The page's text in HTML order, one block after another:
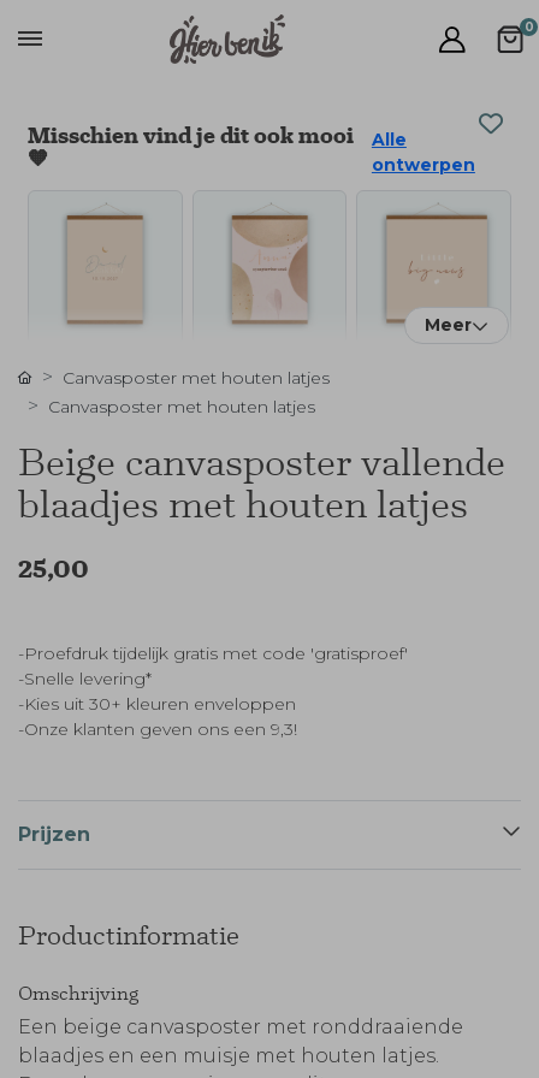
0
Misschien vind je dit ook mooi
🧡
Alle
ontwerpen
Meer
Canvasposter met houten latjes
Canvasposter met houten latjes
Beige canvasposter vallende
blaadjes met houten latjes
25,00
-Proefdruk tijdelijk gratis met code 'gratisproef'
-Snelle levering*
-Kies uit 30+ kleuren enveloppen
-Onze klanten geven ons een 9,3!
Prijzen
Productinformatie
Omschrijving
Een beige canvasposter met ronddraaiende
blaadjes en een muisje met houten latjes.